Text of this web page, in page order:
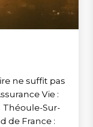
ne suffit pas
Vie :
Théoule-Sur-
de France :